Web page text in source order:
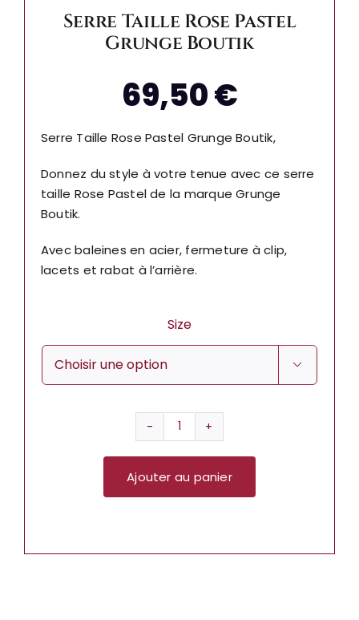
Serre Taille Rose Pastel
Grunge Boutik
69,50€
Serre Taille Rose Pastel Grunge Boutik,
Donnez du style à votre tenue avec ce serre
taille Rose Pastel de la marque Grunge
Boutik.
Avec baleines en acier, fermeture à clip,
lacets et rabat à l’arrière.
Size

quantité
de
Serre
Taille
Ajouter au panier